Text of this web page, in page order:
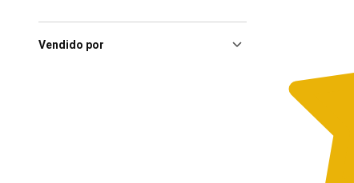
Metropolitano Barra
Vendido por